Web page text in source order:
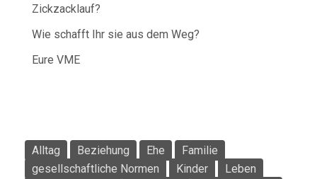
Zickzacklauf?
Wie schafft Ihr sie aus dem Weg?
Eure VME
Alltag Beziehung Ehe
Familie
gesellschaftliche Normen
Kinder
Leben